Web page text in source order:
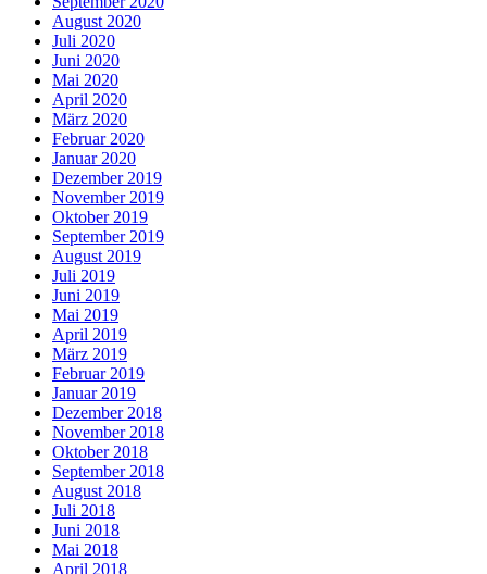
August 2020
Juli 2020
Juni 2020
Mai 2020
April 2020
März 2020
Februar 2020
Januar 2020
Dezember 2019
November 2019
Oktober 2019
September 2019
August 2019
Juli 2019
Juni 2019
Mai 2019
April 2019
März 2019
Februar 2019
Januar 2019
Dezember 2018
November 2018
Oktober 2018
September 2018
August 2018
Juli 2018
Juni 2018
Mai 2018
April 2018